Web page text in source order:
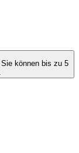
Sie können bis zu 5